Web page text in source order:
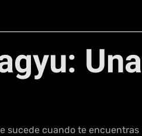
Una
sucede cuando te encuentras